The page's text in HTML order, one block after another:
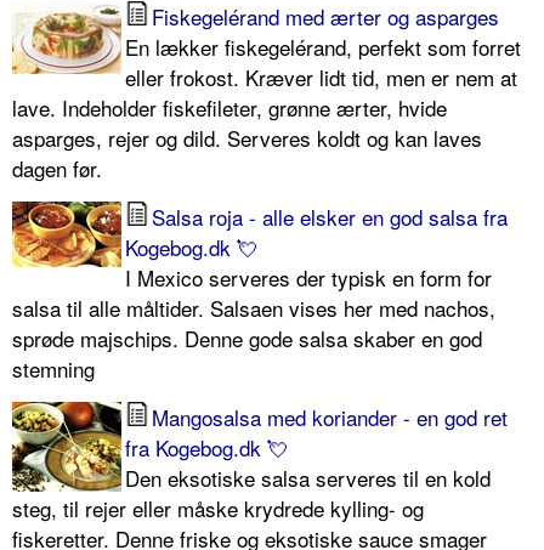
Fiskegelérand med ærter og asparges
En lækker fiskegelérand, perfekt som forret
eller frokost. Kræver lidt tid, men er nem at
lave. Indeholder fiskefileter, grønne ærter, hvide
asparges, rejer og dild. Serveres koldt og kan laves
dagen før.
Salsa roja - alle elsker en god salsa fra
Kogebog.dk 💘
I Mexico serveres der typisk en form for
salsa til alle måltider. Salsaen vises her med nachos,
sprøde majschips. Denne gode salsa skaber en god
stemning
Mangosalsa med koriander - en god ret
fra Kogebog.dk 💘
Den eksotiske salsa serveres til en kold
steg, til rejer eller måske krydrede kylling- og
fiskeretter. Denne friske og eksotiske sauce smager